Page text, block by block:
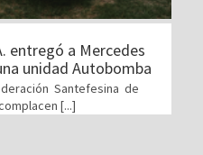
entregó a Mercedes
unidad Autobomba
Santefesina de
[...]